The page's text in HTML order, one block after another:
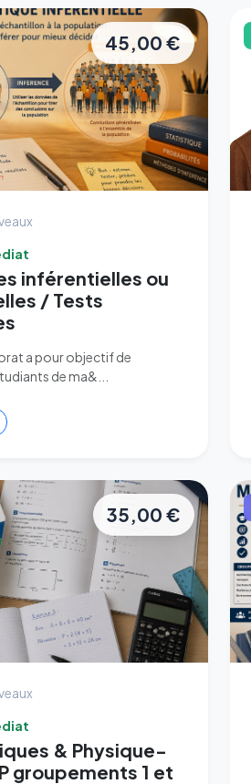
inférentielles ou
/ Tests
a pour objectif de
de ma&...
45,00 €
& Physique-
groupements 1 et
35,00 €